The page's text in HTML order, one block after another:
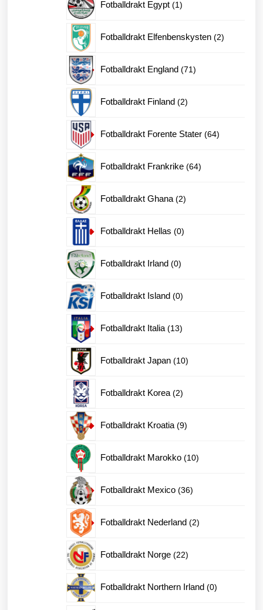
Fotballdrakt Egypt 11
Fotballdrakt Elfenbenskysten 22
Fotballdrakt England 7171
Fotballdrakt Finland 22
Fotballdrakt Forente Stater 6464
Fotballdrakt Frankrike 6464
Fotballdrakt Ghana 22
Fotballdrakt Hellas 00
Fotballdrakt Irland 00
Fotballdrakt Island 00
Fotballdrakt Italia 1313
Fotballdrakt Japan 1010
Fotballdrakt Korea 22
Fotballdrakt Kroatia 99
Fotballdrakt Marokko 1010
Fotballdrakt Mexico 3636
Fotballdrakt Nederland 22
Fotballdrakt Norge 2222
Fotballdrakt Northern Irland 00